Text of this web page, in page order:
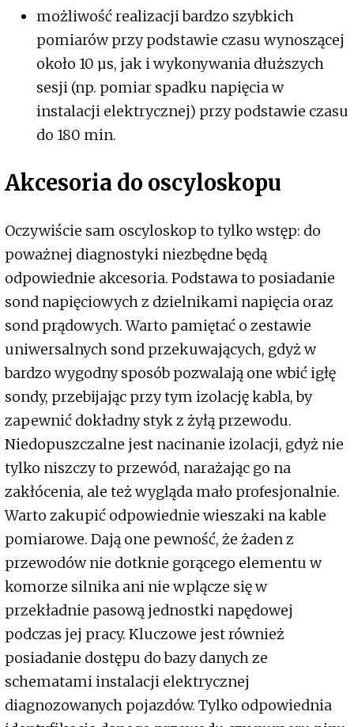
możliwość realizacji bardzo szybkich
pomiarów przy podstawie czasu wynoszącej
około 10 µs, jak i wykonywania dłuższych
sesji (np. pomiar spadku napięcia w
instalacji elektrycznej) przy podstawie czasu
do 180 min.
Akcesoria do oscyloskopu
Oczywiście sam oscyloskop to tylko wstęp: do
poważnej diagnostyki niezbędne będą
odpowiednie akcesoria. Podstawa to posiadanie
sond napięciowych z dzielnikami napięcia oraz
sond prądowych. Warto pamiętać o zestawie
uniwersalnych sond przekuwających, gdyż w
bardzo wygodny sposób pozwalają one wbić igłę
sondy, przebijając przy tym izolację kabla, by
zapewnić dokładny styk z żyłą przewodu.
Niedopuszczalne jest nacinanie izolacji, gdyż nie
tylko niszczy to przewód, narażając go na
zakłócenia, ale też wygląda mało profesjonalnie.
Warto zakupić odpowiednie wieszaki na kable
pomiarowe. Dają one pewność, że żaden z
przewodów nie dotknie gorącego elementu w
komorze silnika ani nie wplącze się w
przekładnie pasową jednostki napędowej
podczas jej pracy. Kluczowe jest również
posiadanie dostępu do bazy danych ze
schematami instalacji elektrycznej
diagnozowanych pojazdów. Tylko odpowiednia